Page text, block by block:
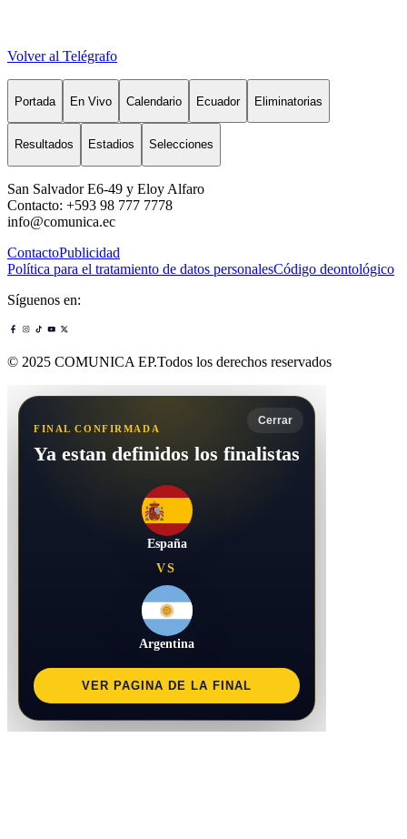
Volver al Telégrafo
Portada En Vivo Calendario Ecuador Eliminatorias
Resultados Estadios Selecciones
San Salvador E6-49 y Eloy Alfaro
Contacto: +593 98 777 7778
info@comunica.ec
ContactoPublicidad
Política para el tratamiento de datos personalesCódigo deontológico
Síguenos en:
© 2025 COMUNICA EP.Todos los derechos reservados
Cerrar
FINAL CONFIRMADA
Ya estan definidos los finalistas
España
VS
Argentina
VER PAGINA DE LA FINAL